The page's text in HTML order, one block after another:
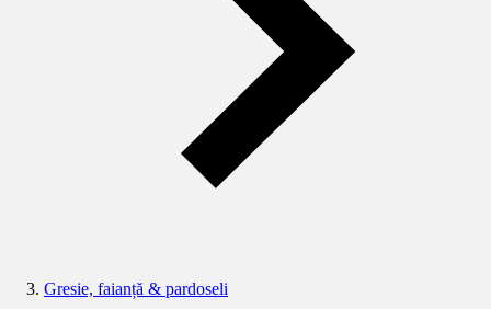
Gresie, faianță & pardoseli